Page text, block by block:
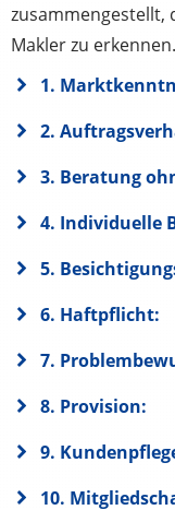
zusammengestellt,
Makler zu erkennen.
1.
2.
3. Beratung
4. Individuelle
5.
6. Haftpflicht:
7.
8. Provision:
9.
10.